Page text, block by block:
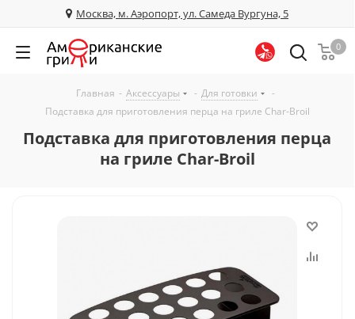
Москва, м. Аэропорт, ул. Самеда Вургуна, 5
0
Главная - Аксессуары - Для готовки
-
Подставка для приготовления перца на гриле Char-Broil
Подставка для приготовления перца
на гриле Char-Broil